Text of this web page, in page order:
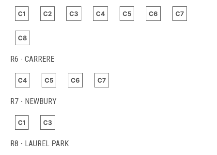
C1 C2 C3 C4 C5 C6 C7
C8
R6 - CARRERE
C4 C5 C6 C7
R7 - NEWBURY
C1 C3
R8 - LAUREL PARK